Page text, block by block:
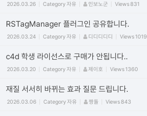
2026.03.26 Category자유 인보노군 Views831
RSTagManager 플러그인 공유합니다.
2026.03.24 Category자유 디디디디디 Views1019
c4d 학생 라이선스로 구매가 안됩니다..
2026.03.20 Category자유 제이호 Views1360
재질 서서히 바뀌는 효과 질문 드립니다.
2026.03.06 Category자유 짱돌 Views843